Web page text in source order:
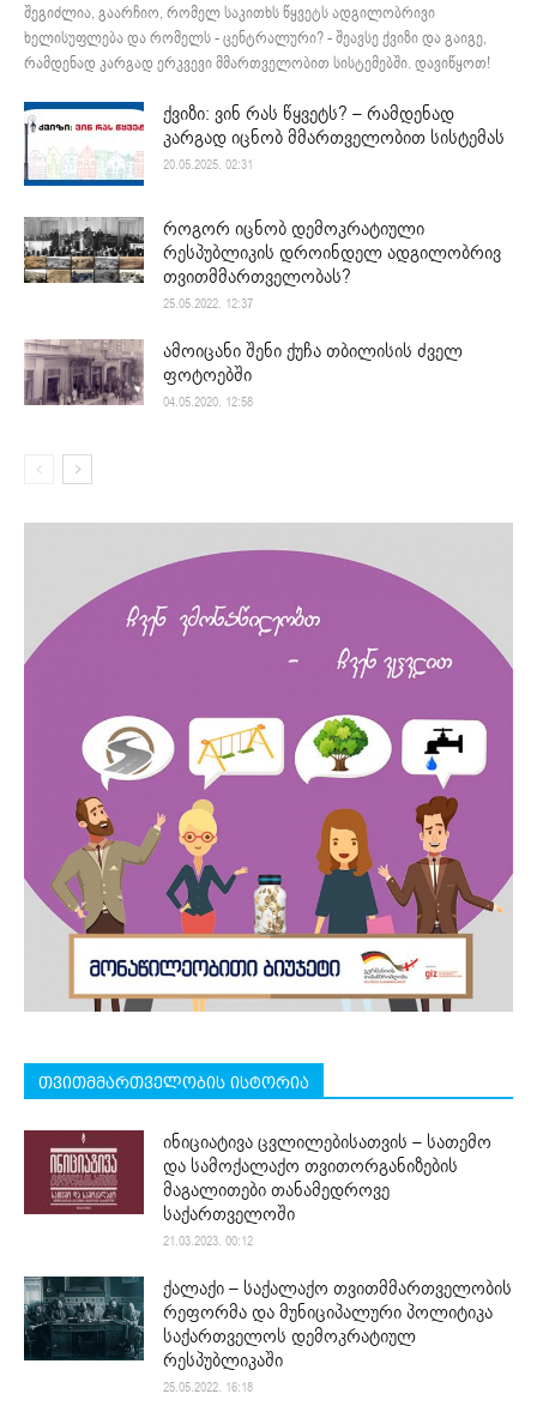
შეგიძლია, გაარჩიო, რომელ საკითხს წყვეტს ადგილობრივი
ხელისუფლება და რომელს - ცენტრალური? - შეავსე ქვიზი და გაიგე,
რამდენად კარგად ერკვევი მმართველობით სისტემებში. დავიწყოთ!
ქვიზი: ვინ რას წყვეტს? – რამდენად
კარგად იცნობ მმართველობით სისტემას
20.05.2025. 02:31
როგორ იცნობ დემოკრატიული
რესპუბლიკის დროინდელ ადგილობრივ
თვითმმართველობას?
25.05.2022. 12:37
ამოიცანი შენი ქუჩა თბილისის ძველ
ფოტოებში
04.05.2020. 12:58
თვითმმართველობის ისტორია
ინიციატივა ცვლილებისათვის – სათემო
და სამოქალაქო თვითორგანიზების
მაგალითები თანამედროვე
საქართველოში
21.03.2023. 00:12
ქალაქი – საქალაქო თვითმმართველობის
რეფორმა და მუნიციპალური პოლიტიკა
საქართველოს დემოკრატიულ
რესპუბლიკაში
25.05.2022. 16:18